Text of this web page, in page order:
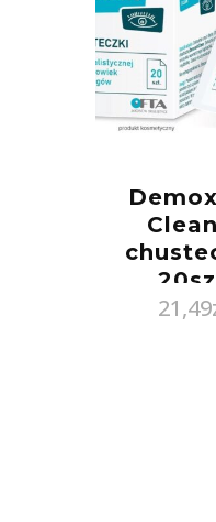
21,49